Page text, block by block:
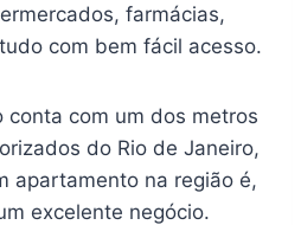
farmácias,
com bem fácil acesso.
conta com um dos metros
do Rio de Janeiro,
apartamento na região é,
excelente negócio.